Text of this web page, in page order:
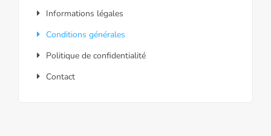
Informations légales
Conditions générales
Politique de confidentialité
Contact